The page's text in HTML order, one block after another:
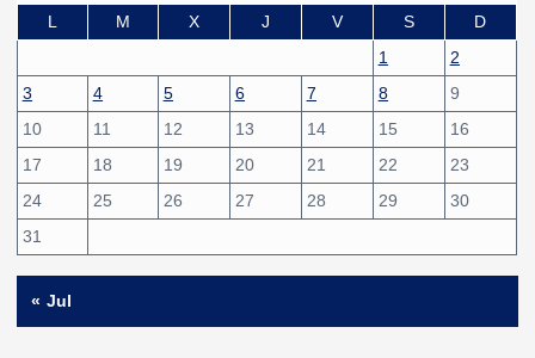
L
M X J V S
D
1
2
3
4 5 6 7 8
9
10
11 12 13 14 15
16
17
18 19 20 21 22
23
24
25 26 27 28 29
30
31
« Jul